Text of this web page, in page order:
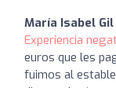
María Isabel
Experiencia
euros que les
fuimos al